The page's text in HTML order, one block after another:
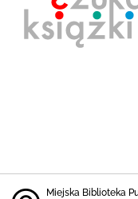
Miejska Biblioteka